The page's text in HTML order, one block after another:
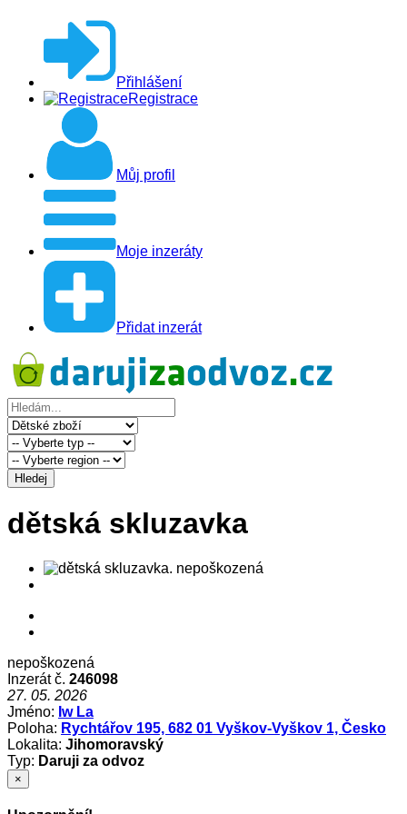
Přihlášení
Registrace
Můj profil
Moje inzeráty
Přidat inzerát
Hledej
dětská skluzavka
nepoškozená
Inzerát č. 246098
27. 05. 2026
Jméno: Iw La
Poloha: Rychtářov 195, 682 01 Vyškov-Vyškov 1, Česko
Lokalita: Jihomoravský
Typ: Daruji za odvoz
×